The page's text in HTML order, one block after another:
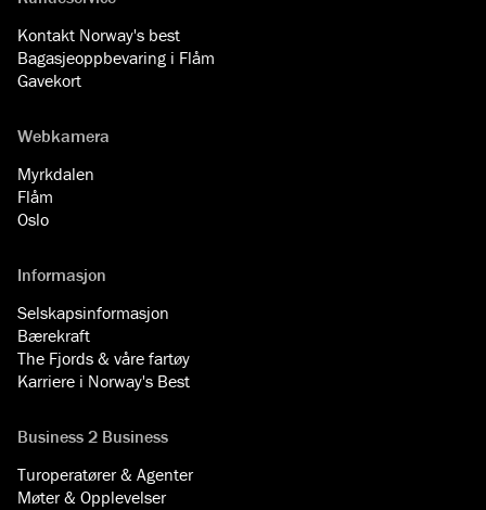
Kontakt Norway's best
Bagasjeoppbevaring i Flåm
Gavekort
Webkamera
Myrkdalen
Flåm
Oslo
Informasjon
Selskapsinformasjon
Bærekraft
The Fjords & våre fartøy
Karriere i Norway's Best
Business 2 Business
Turoperatører & Agenter
Møter & Opplevelser